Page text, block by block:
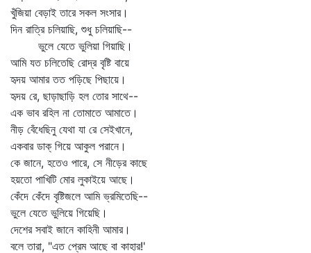
খুঁজিয়া বেড়াই তারে সকল সংসার।
দিন রাত্রি চলিয়াছি, শুধু চলিয়াছি--
ভুলে যেতে ভুলিয়া গিয়াছি।
আমি যত চলিতেছি রোদ্র বৃষ্টি বায়ে
হৃদয় আমার তত পড়িছে পিছায়ে।
হৃদয় রে, ছাড়াছাড়ি হল তোর সাথে--
এক ভাব রহিল না তোমাতে আমাতে।
নীড় বেঁধেছিনু যেথা যা রে সেইখানে,
একবার ডাক্‌ গিয়ে আকুল পরানে।
কে জানে, হতেও পারে, সে নীড়ের কাছে
হয়তো পাখিটি মোর লুকাইয়ে আছে।
কেঁদে কেঁদে বৃষ্টিজলে আমি ভ্রমিতেছি--
ভুলে যেতে ভুলিয়ে গিয়েছি।
দেশের সবাই জানে কাহিনী আমার।
বলে তারা, "এত প্রেম আছে বা কাহার!'